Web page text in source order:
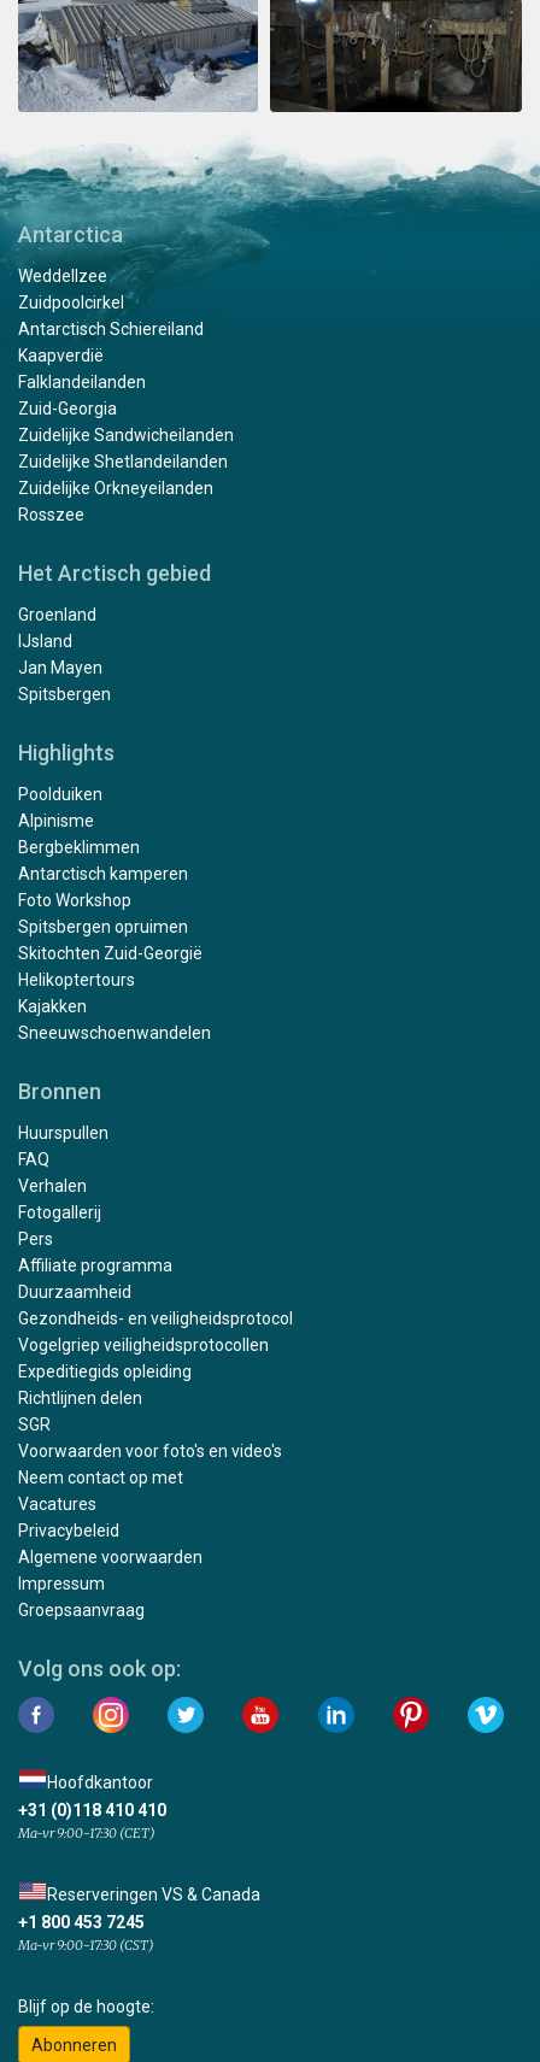
Antarctica
Weddellzee
Zuidpoolcirkel
Antarctisch Schiereiland
Kaapverdië
Falklandeilanden
Zuid-Georgia
Zuidelijke Sandwicheilanden
Zuidelijke Shetlandeilanden
Zuidelijke Orkneyeilanden
Rosszee
Het Arctisch gebied
Groenland
IJsland
Jan Mayen
Spitsbergen
Highlights
Poolduiken
Alpinisme
Bergbeklimmen
Antarctisch kamperen
Foto Workshop
Spitsbergen opruimen
Skitochten Zuid-Georgië
Helikoptertours
Kajakken
Sneeuwschoenwandelen
Bronnen
Huurspullen
FAQ
Verhalen
Fotogallerij
Pers
Affiliate programma
Duurzaamheid
Gezondheids- en veiligheidsprotocol
Vogelgriep veiligheidsprotocollen
Expeditiegids opleiding
Richtlijnen delen
SGR
Voorwaarden voor foto's en video's
Neem contact op met
Vacatures
Privacybeleid
Algemene voorwaarden
Impressum
Groepsaanvraag
Volg ons ook op:
Hoofdkantoor
+31 (0)118 410 410
Ma-vr 9:00-17:30 (CET)
Reserveringen VS & Canada
+1 800 453 7245
Ma-vr 9:00-17:30 (CST)
Blijf op de hoogte:
Abonneren